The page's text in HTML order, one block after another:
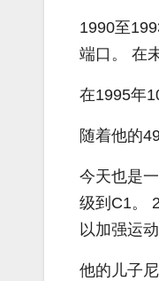
1990至
端口。 在
在1995年
随着他的
今天也是
级到C1。
以加强运
他的儿子